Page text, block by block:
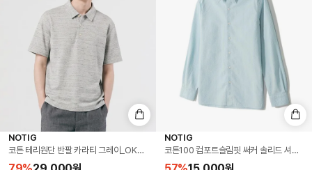
NOTIG
코튼 테리원단 반팔 카라티 그레이_OKS3T1TS104G1
NOTIG
코튼100 컴포트슬림핏 써커 솔리드 셔츠